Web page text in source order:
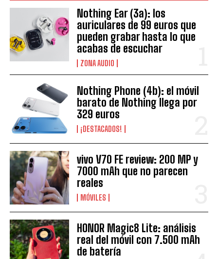
Nothing Ear (3a): los
auriculares de 99 euros que
pueden grabar hasta lo que
acabas de escuchar
ZONA AUDIO
Nothing Phone (4b): el móvil
barato de Nothing llega por
329 euros
¡DESTACADOS!
vivo V70 FE review: 200 MP y
7000 mAh que no parecen
reales
MÓVILES
HONOR Magic8 Lite: análisis
real del móvil con 7.500 mAh
de batería